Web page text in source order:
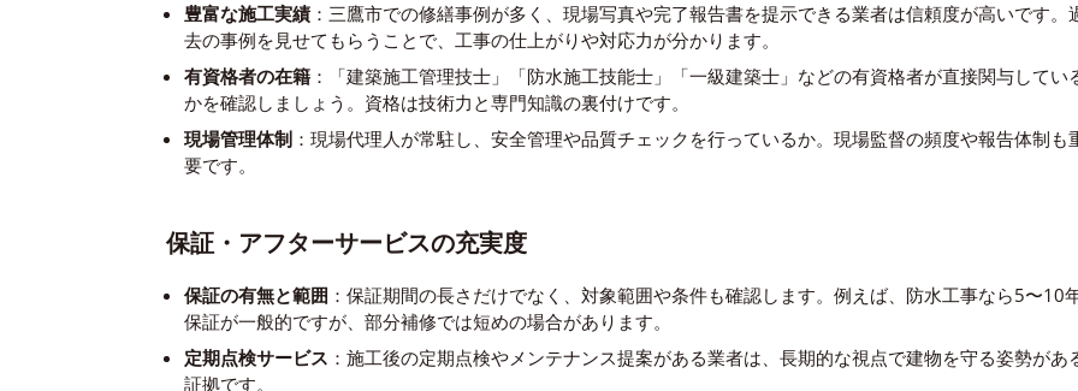
豊富な施工実績：三鷹市での修繕事例が多く、現場写真や完了報告書を提示できる業者は信頼度が高いです。
去の事例を見せてもらうことで、工事の仕上がりや対応力が分かります。
有資格者の在籍 ：「建築施工管理技士」「防水施工技能士」「一級建築士」などの有資格者が直接関与してい
かを確認しましょう。資格は技術力と専門知識の裏付けです。
現場管理体制 ：現場代理人が常駐し、安全管理や品質チェックを行っているか。現場監督の頻度や報告体制も
要です。
保証・アフターサービスの充実度
保証の有無と範囲 ：保証期間の長さだけでなく、対象範囲や条件も確認します。例えば、防水工事なら5〜10
保証が一般的ですが、部分補修では短めの場合があります。
定期点検サービス ：施工後の定期点検やメンテナンス提案がある業者は、長期的な視点で建物を守る姿勢があ
証拠です。